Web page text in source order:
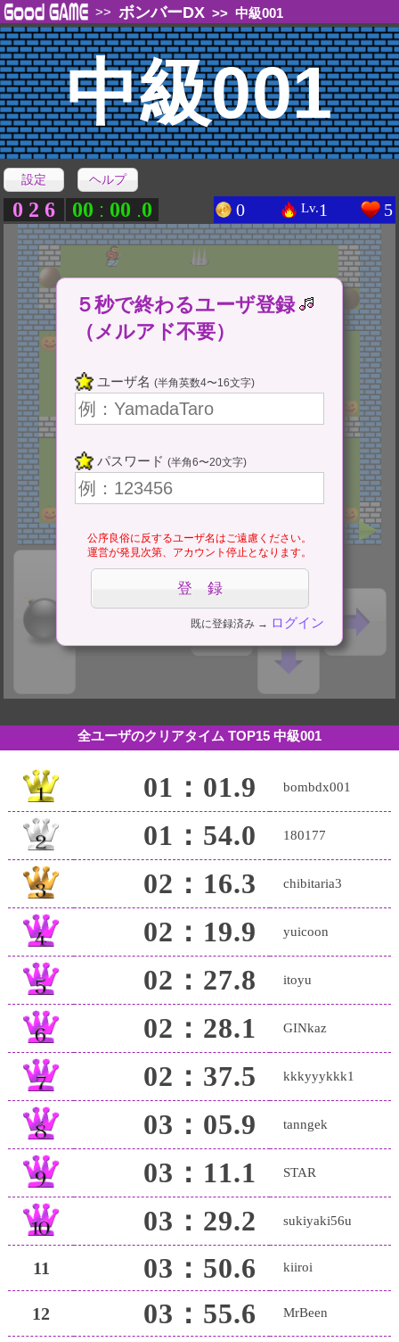
>> ボンバーDX >> 中級001
中級001
設定 ヘルプ
0 2 6 00 : 00 .0 0 Lv.1 5
５秒で終わるユーザ登録
（メルアド不要）
ユーザ名 (半角英数4〜16文字)
パスワード (半角6〜20文字)
公序良俗に反するユーザ名はご遠慮ください。
運営が発見次第、アカウント停止となります。
既に登録済み → ログイン
全ユーザのクリアタイム TOP15 中級001
01：01.9 bombdx001
01：54.0 180177
02：16.3 chibitaria3
02：19.9 yuicoon
02：27.8 itoyu
02：28.1 GINkaz
02：37.5 kkkyyykkk1
03：05.9 tanngek
03：11.1 STAR
03：29.2 sukiyaki56u
11 03：50.6 kiiroi
12 03：55.6 MrBeen